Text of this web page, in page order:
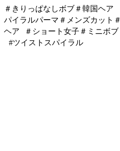
＃きりっぱなしボブ＃韓国ヘ
パイラルパーマ＃メンズカット
ヘア ＃ショート女子＃ミニボ
#ツイストスパイラル